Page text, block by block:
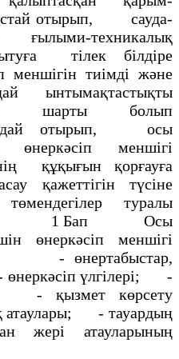
ұстай отырып, сауда-
техникалық
тілек білдіре
тиімді және
ынтымақтастықты
шарты болып
отырып, осы
өнеркәсіп меншігі
құқығын қорғауға
қажеттігін түсіне
туралы
Бап Осы
өнеркәсіп меншігі
- өнертабыстар,
үлгілері; -
қызмет көрсету
атаулары; - тауардың
жері атауларының